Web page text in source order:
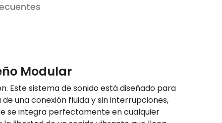
Modular
Este sistema de sonido está diseñado para
una conexión fluida y sin interrupciones,
se integra perfectamente en cualquier